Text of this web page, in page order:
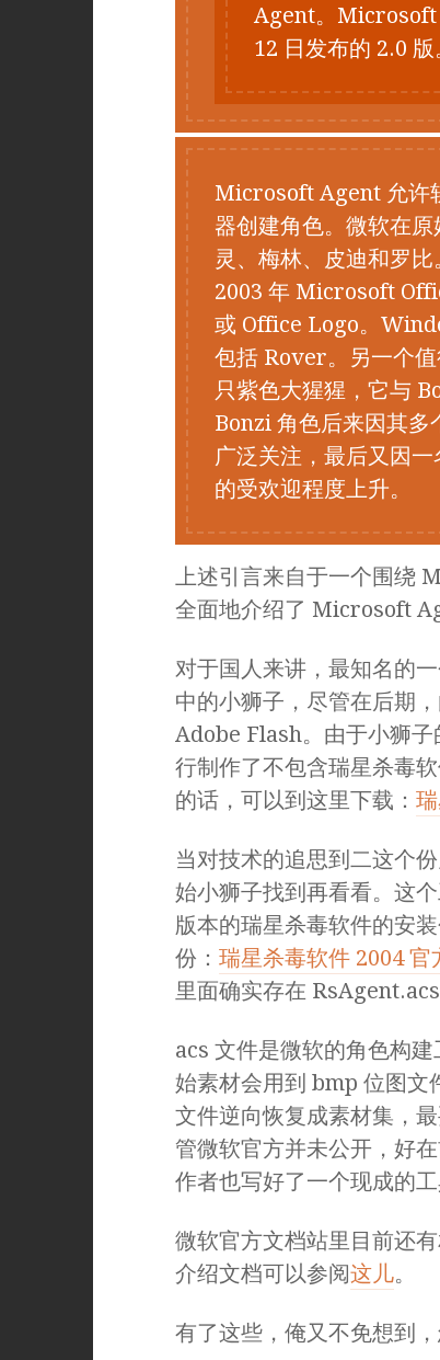
Agent。Microsoft
12 日发布的 2.0 版
Microsoft Agent 允许
器创建角色。微软在
灵、梅林、皮迪和罗
2003 年 Microsoft
或 Office Logo。
包括 Rover。另一个
只紫色大猩猩，它与
Bonzi 角色后来因其多
广泛关注，最后又因
的受欢迎程度上升。
上述引言来自于一个围绕
全面地介绍了 Microsoft
对于国人来讲，最知名的
中的小狮子，尽管在后期
Adobe Flash。由于小狮
行制作了不包含瑞星杀毒
的话，可以到这里下载：
当对技术的追思到二这个
始小狮子找到再看看。这
版本的瑞星杀毒软件的安
份： 瑞星杀毒软件 2004 官
里面确实存在
acs 文件是微软的角色构
始素材会用到 bmp 位图文
文件逆向恢复成素材集，
管微软官方并未公开，好
作者也写好了一个现成的
微软官方文档站里目前还
介绍文档可以参阅这儿。
有了这些，俺又不免想到